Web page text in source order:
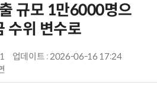
규모 1만6000명으
수위 변수로
업데이트 : 2026-06-16 17:24